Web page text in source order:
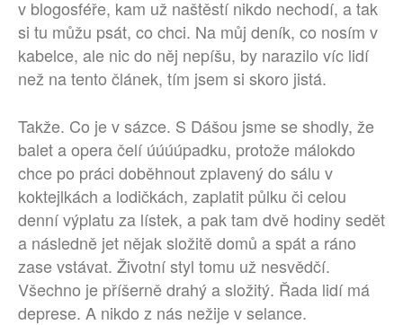
v blogosféře, kam už naštěstí nikdo nechodí, a tak
si tu můžu psát, co chci. Na můj deník, co nosím v
kabelce, ale nic do něj nepíšu, by narazilo víc lidí
než na tento článek, tím jsem si skoro jistá.
Takže. Co je v sázce. S Dášou jsme se shodly, že
balet a opera čelí úúúúpadku, protože málokdo
chce po práci doběhnout zplavený do sálu v
koktejlkách a lodičkách, zaplatit půlku či celou
denní výplatu za lístek, a pak tam dvě hodiny sedět
a následně jet nějak složitě domů a spát a ráno
zase vstávat. Životní styl tomu už nesvědčí.
Všechno je příšerně drahý a složitý. Řada lidí má
deprese. A nikdo z nás nežije v selance.